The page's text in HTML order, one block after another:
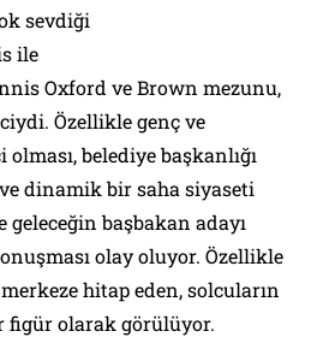
sevdiği
ile
Oxford ve Brown mezunu,
Özellikle genç ve
belediye başkanlığı
dinamik bir saha siyaseti
başbakan adayı
olay oluyor. Özellikle
hitap eden, solcuların
figür olarak görülüyor.